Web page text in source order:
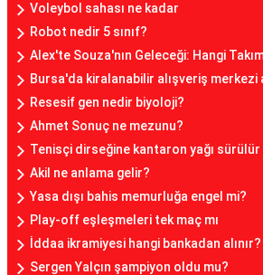
Voleybol sahası ne kadar
Robot nedir 5 sınıf?
Alex'te Souza'nın Geleceği: Hangi
Bursa'da kiralanabilir alışveriş merkezi
Resesif gen nedir biyoloji?
Ahmet Sonuç ne mezunu?
Tenisçi dirseğine kantaron yağı sürülür
Akil ne anlama gelir?
Yasa dışı bahis memurluğa engel mi?
Play-off eşleşmeleri tek maç mı
İddaa ikramiyesi hangi bankadan alınır?
Sergen Yalçın şampiyon oldu mu?